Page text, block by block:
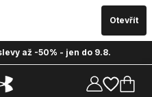
Otevřít
až -50% - jen do 9.8.